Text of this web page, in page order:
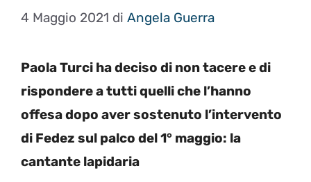
4 Maggio 2021 di Angela Guerra
Paola Turci ha deciso di non tacere e di
rispondere a tutti quelli che l’hanno
offesa dopo aver sostenuto l’intervento
di Fedez sul palco del 1° maggio: la
cantante lapidaria